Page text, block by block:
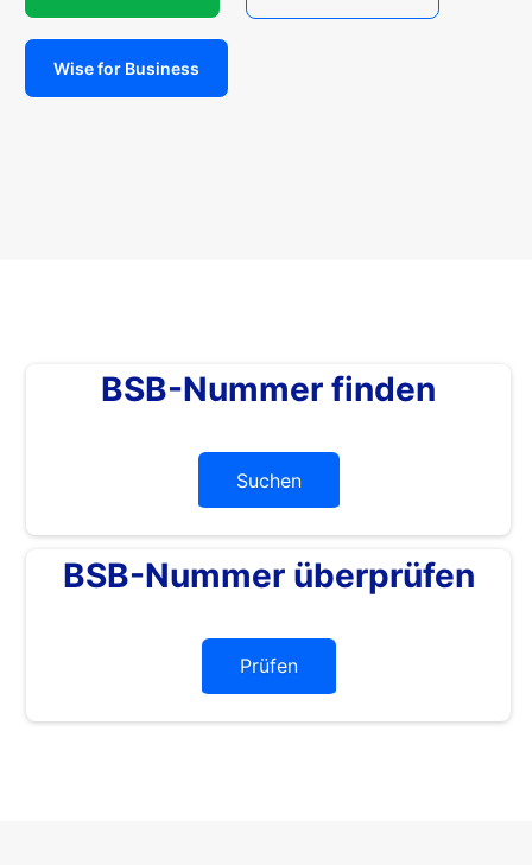
Wise for Business
BSB-Nummer finden
Suchen
BSB-Nummer überprüfen
Prüfen